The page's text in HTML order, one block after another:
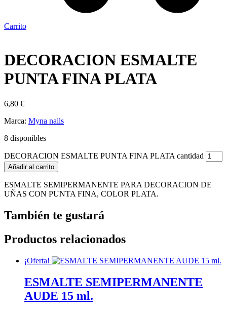
Carrito
DECORACION ESMALTE
PUNTA FINA PLATA
6,80 €
Marca: Myna nails
8 disponibles
DECORACION ESMALTE PUNTA FINA PLATA cantidad
Añadir al carrito
ESMALTE SEMIPERMANENTE PARA DECORACION DE
UÑAS CON PUNTA FINA, COLOR PLATA.
También te gustará
Productos relacionados
¡Oferta!
ESMALTE SEMIPERMANENTE
AUDE 15 ml.